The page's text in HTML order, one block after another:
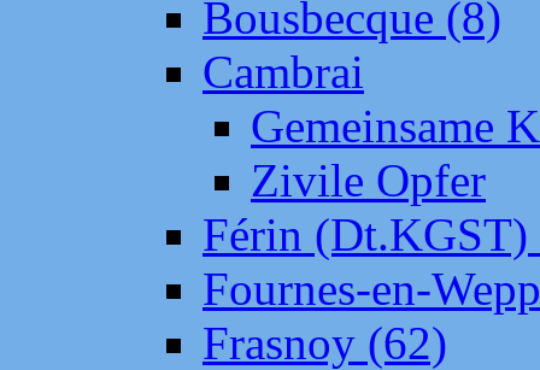
Bousbecque (8)
Cambrai
Gemeinsame
Zivile Opfer
Férin (Dt.KGST)
Fournes-en-
Frasnoy (62)